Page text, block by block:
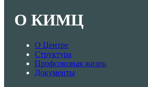
О КИМЦ
О Центре
Структура
Профсоюзная жизнь
Документы